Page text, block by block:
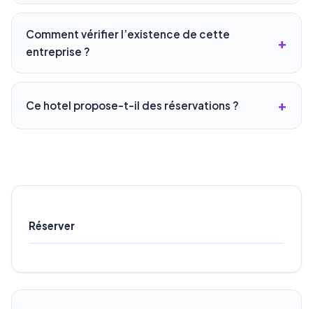
Comment vérifier l’existence de cette
entreprise ?
Ce hotel propose-t-il des réservations ?
Réserver